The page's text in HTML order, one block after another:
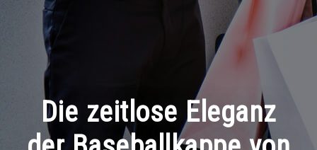
Die zeitlose Eleganz